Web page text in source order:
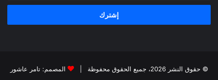
الإلكتروني
© حقوق النشر 2026، جميع الحقوق محفوظة | المصمم: تامر عاشور